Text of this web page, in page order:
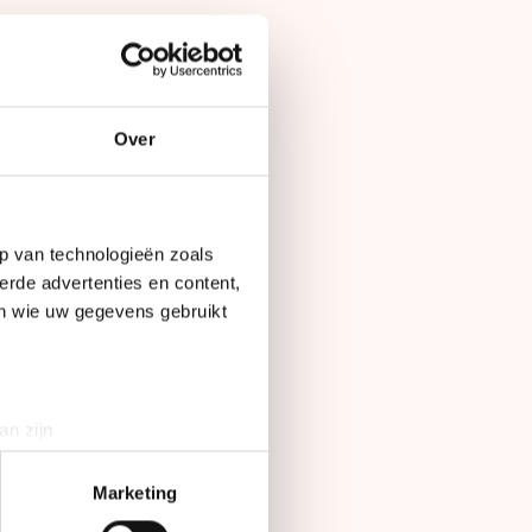
Over
van technologieën zoals
advertenties en content,
wie uw gegevens gebruikt
zijn
detailgedeeltein. U kunt uw
Marketing
senioren, twee
Sofia Schilder
en Teun de